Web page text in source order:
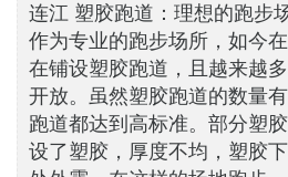
连江 塑胶跑道：理想的跑步
作为专业的跑步场所，如今
在铺设塑胶跑道，且越来越
开放。虽然塑胶跑道的数量
跑道都达到高标准。部分塑
设了塑胶，厚度不均，塑胶